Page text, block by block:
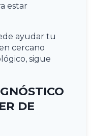
estar
ayudar tu
cercano
sigue
DE